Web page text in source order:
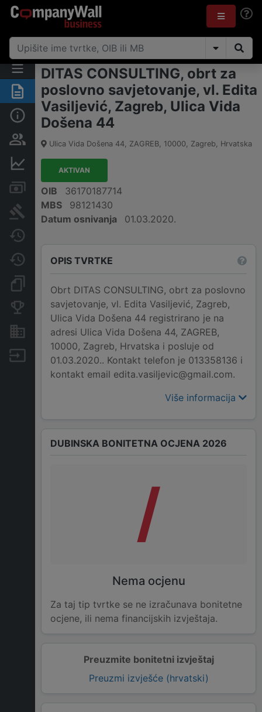
Sažetak
Osnovne informacije
Osobe i vlasništvo
Financijski podaci
Računi i blokade
Sudske objave
Promjene
Konkurentske tvrtke
Nekretnine i imovina
Izvoz
DITAS CONSULTING, obrt za
poslovno savjetovanje, vl. Edita
Vasiljević, Zagreb, Ulica Vida
Došena 44
Ulica Vida Došena 44, ZAGREB, 10000, Zagreb, Hrvatska
AKTIVAN
OIB
36170187714
MBS
98121430
Datum osnivanja
01.03.2020.
OPIS TVRTKE
Obrt DITAS CONSULTING, obrt za poslovno
savjetovanje, vl. Edita Vasiljević, Zagreb,
Ulica Vida Došena 44 registrirano je na
adresi Ulica Vida Došena 44, ZAGREB,
10000, Zagreb, Hrvatska i posluje od
01.03.2020.. Kontakt telefon je 013358136 i
kontakt email edita.vasiljevic@gmail.com.
Više informacija
Preuzmite bonitetni izvještaj
Preuzmi izvješće (hrvatski)
DUBINSKA BONITETNA OCJENA 2026
/
Nema ocjenu
Za taj tip tvrtke se ne izračunava bonitetne
ocjene, ili nema financijskih izvještaja.